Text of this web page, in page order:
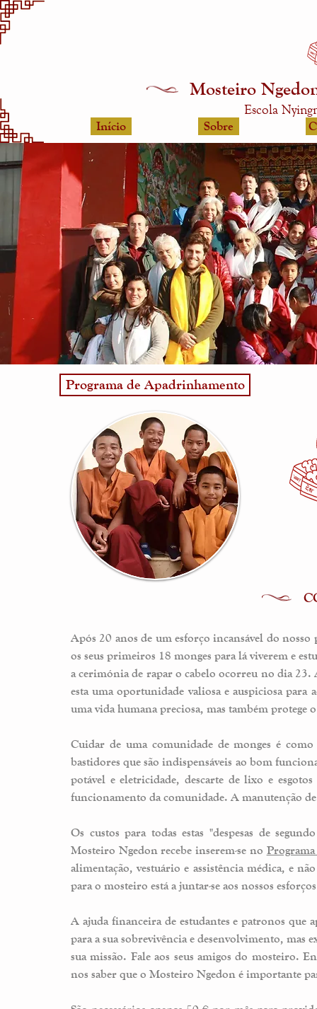
Mosteiro
Escola
Início Sobre
Programa de Apadrinhamento
Após 20 anos de um esforço incansável do
os seus primeiros 18 monges para lá viverem e
a cerimónia de rapar o cabelo ocorreu no dia 23.
esta uma oportunidade valiosa e auspiciosa
uma vida humana preciosa, mas também protege
Cuidar de uma comunidade de monges é
bastidores que são indispensáveis ​​ao bom
potável e eletricidade, descarte de lixo e
funcionamento da comunidade. A manutenção
Os custos para todas estas "despesas de
Mosteiro Ngedon recebe inserem-se no
alimentação, vestuário e assistência médica, e
para o mosteiro está a juntar-se aos nossos
A ajuda financeira de estudantes e patronos que
para a sua sobrevivência e desenvolvimento, mas e
sua missão. Fale aos seus amigos do mosteiro.
nos saber que o Mosteiro Ngedon é importante